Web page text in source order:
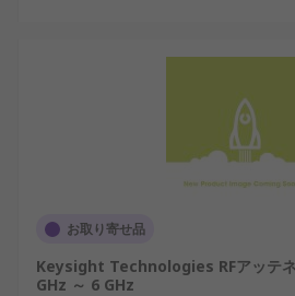
お取り寄せ品
Keysight Technologies RFアッテ
GHz ～ 6 GHz